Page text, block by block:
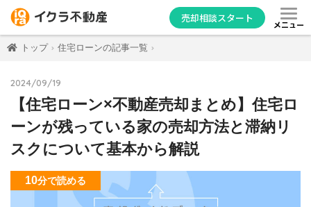
売却相談スタート
メニュー
トップ 住宅ローンの記事一覧
2024/09/19
【住宅ローン×不動産売却まとめ】住宅ロ
ーンが残っている家の売却方法と滞納リ
スクについて基本から解説
10分で読める